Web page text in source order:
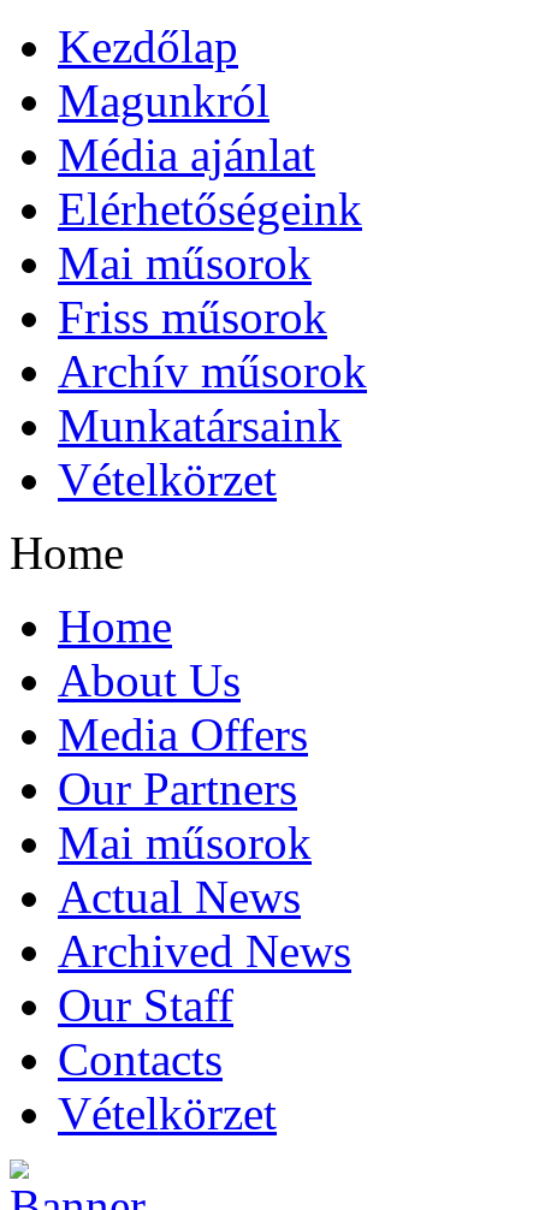
Kezdőlap
Magunkról
Média ajánlat
Elérhetőségeink
Mai műsorok
Friss műsorok
Archív műsorok
Munkatársaink
Vételkörzet
Home
Home
About Us
Media Offers
Our Partners
Mai műsorok
Actual News
Archived News
Our Staff
Contacts
Vételkörzet